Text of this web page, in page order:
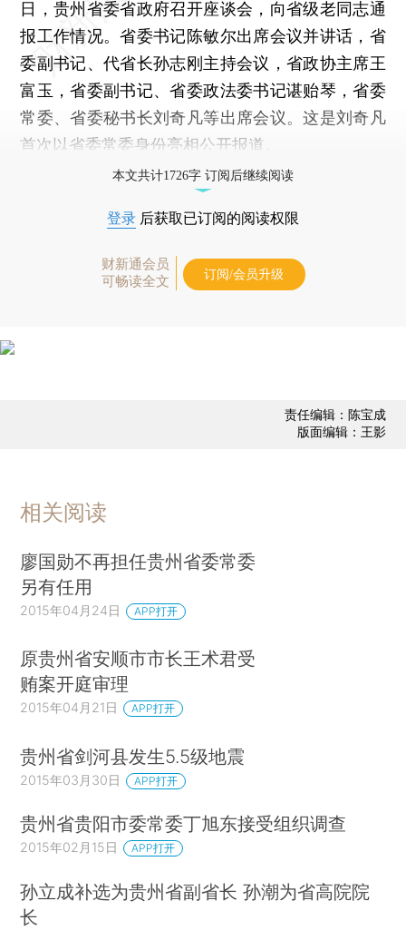
日，贵州省委省政府召开座谈会，向省级老同志通
报工作情况。省委书记陈敏尔出席会议并讲话，省
委副书记、代省长孙志刚主持会议，省政协主席王
富玉，省委副书记、省委政法委书记谌贻琴，省委
常委、省委秘书长刘奇凡等出席会议。这是刘奇凡
首次以省委常委身份亮相公开报道。
本文共计1726字 订阅后继续阅读
登录 后获取已订阅的阅读权限
财新通会员
可畅读全文
订阅/会员升级
责任编辑：陈宝成
版面编辑：王影
相关阅读
廖国勋不再担任贵州省委常委
另有任用
2015年04月24日 APP打开
原贵州省安顺市市长王术君受
贿案开庭审理
2015年04月21日 APP打开
贵州省剑河县发生5.5级地震
2015年03月30日 APP打开
贵州省贵阳市委常委丁旭东接受组织调查
2015年02月15日 APP打开
孙立成补选为贵州省副省长 孙潮为省高院院
长